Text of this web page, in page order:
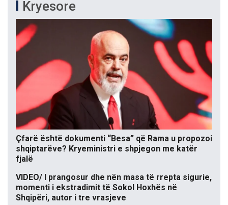
Kryesore
Çfarë është dokumenti “Besa” që Rama u propozoi
shqiptarëve? Kryeministri e shpjegon me katër
fjalë
VIDEO/ I prangosur dhe nën masa të rrepta sigurie,
momenti i ekstradimit të Sokol Hoxhës në
Shqipëri, autor i tre vrasjeve